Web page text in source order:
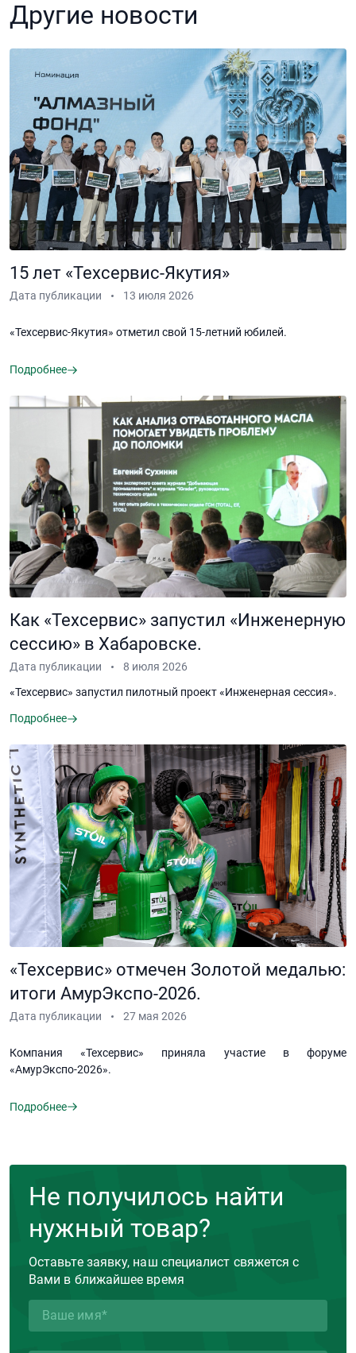
Другие новости
15 лет «Техсервис-Якутия»
Дата публикации 13 июля 2026
«Техсервис-Якутия» отметил свой 15-летний юбилей.
Подробнее
Как «Техсервис» запустил «Инженерную
сессию» в Хабаровске.
Дата публикации
8 июля 2026
«Техсервис» запустил пилотный проект «Инженерная сессия».
Подробнее
«Техсервис» отмечен Золотой медалью:
итоги АмурЭкспо-2026.
Дата публикации 27 мая 2026
Компания «Техсервис» приняла участие в форуме
«АмурЭкспо-2026».
Подробнее
Не получилось найти
нужный товар?
Оставьте заявку, наш специалист свяжется с
Вами в ближайшее время